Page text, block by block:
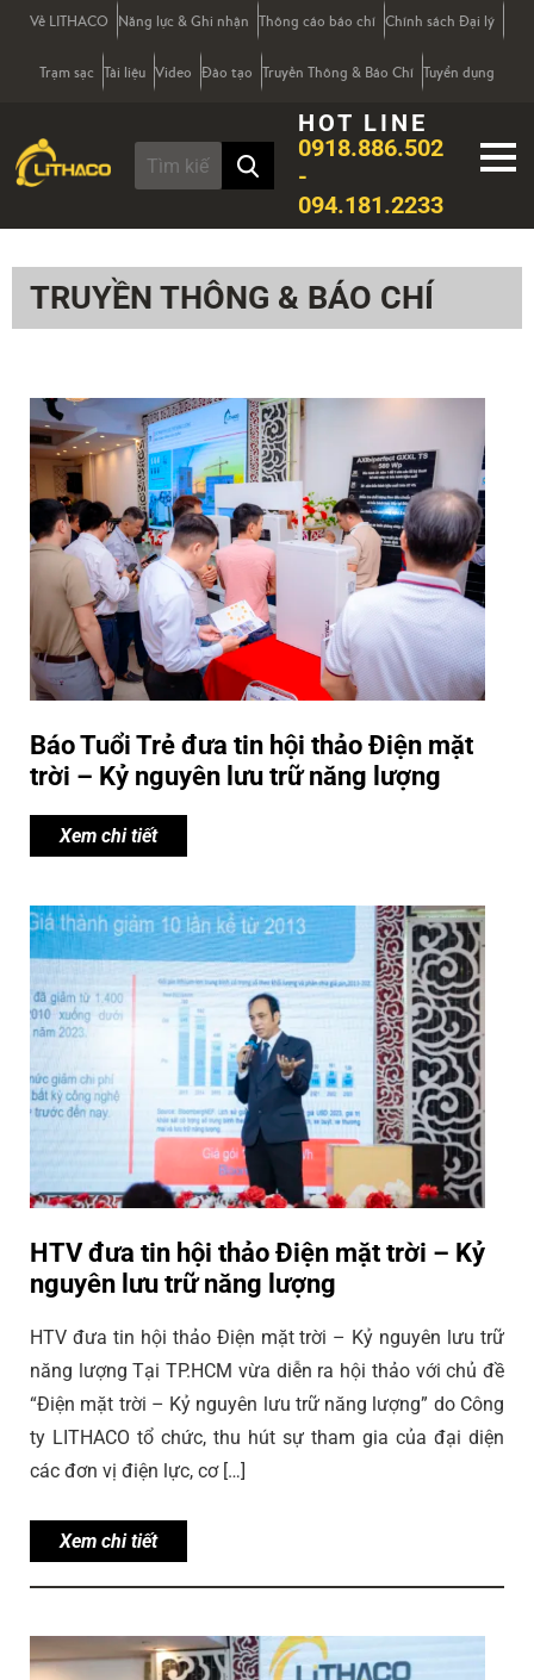
Về LITHACO Năng lực & Ghi nhận Thông cáo báo chí Chính sách Đại lý
Trạm sạc Tài liệu Video Đào tạo Truyền Thông & Báo Chí Tuyển dụng
HOT LINE
0918.886.502
-
094.181.2233
TRUYỀN THÔNG & BÁO CHÍ
Báo Tuổi Trẻ đưa tin hội thảo Điện mặt
trời – Kỷ nguyên lưu trữ năng lượng
Xem chi tiết
HTV đưa tin hội thảo Điện mặt trời – Kỷ
nguyên lưu trữ năng lượng
HTV đưa tin hội thảo Điện mặt trời – Kỷ nguyên lưu trữ
năng lượng Tại TP.HCM vừa diễn ra hội thảo với chủ đề
“Điện mặt trời – Kỷ nguyên lưu trữ năng lượng” do Công
ty LITHACO tổ chức, thu hút sự tham gia của đại diện
các đơn vị điện lực, cơ […]
Xem chi tiết